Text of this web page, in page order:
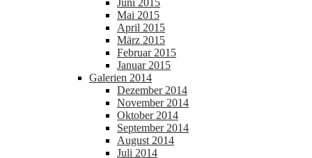
Mai 2015
April 2015
März 2015
Februar 2015
Januar 2015
Galerien 2014
Dezember 2014
November 2014
Oktober 2014
September 2014
August 2014
Juli 2014